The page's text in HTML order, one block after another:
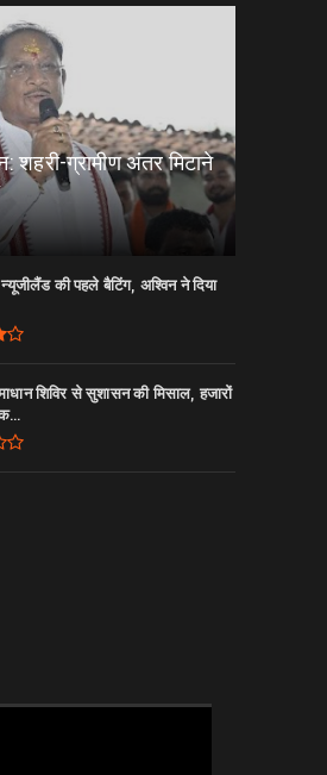
शहरी-ग्रामीण अंतर मिटाने
की पहले बैटिंग, अश्विन ने दिया
शिविर से सुशासन की मिसाल, हजारों